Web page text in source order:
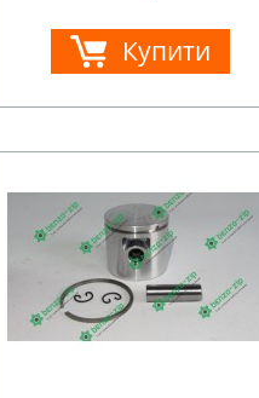
Купити